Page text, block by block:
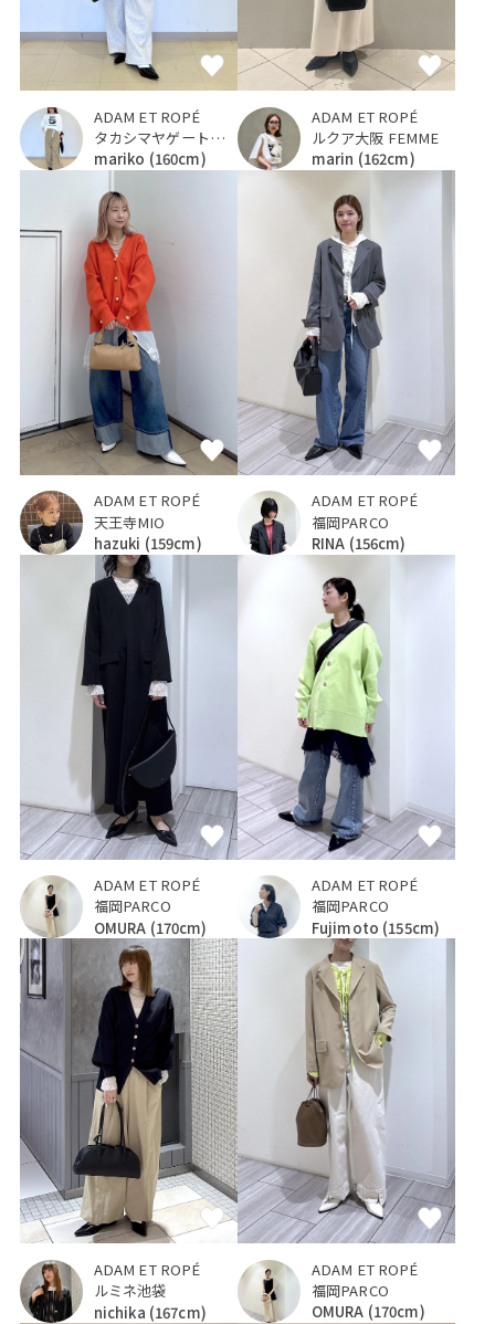
ADAM ET ROPÉ
タカシマヤゲートタワーモール
mariko (160cm)
ADAM ET ROPÉ
ルクア大阪 FEMME
marin (162cm)
ADAM ET ROPÉ
天王寺MIO
hazuki (159cm)
ADAM ET ROPÉ
福岡PARCO
RINA (156cm)
ADAM ET ROPÉ
福岡PARCO
OMURA (170cm)
ADAM ET ROPÉ
福岡PARCO
Fujimoto (155cm)
ADAM ET ROPÉ
ルミネ池袋
nichika (167cm)
ADAM ET ROPÉ
福岡PARCO
OMURA (170cm)